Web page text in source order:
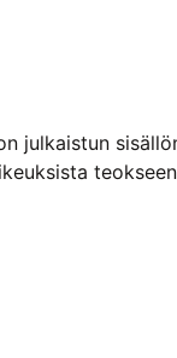
julkaistun